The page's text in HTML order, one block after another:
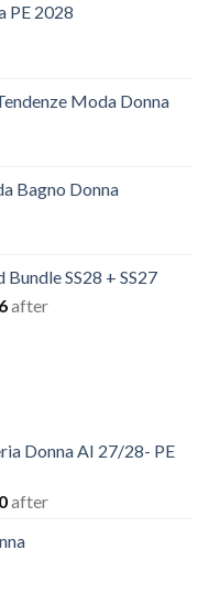
PE 2028
Moda Donna
Bagno Donna
SS28 + SS27
Il
after
Donna AI 27/28- PE
Il
attuale
after